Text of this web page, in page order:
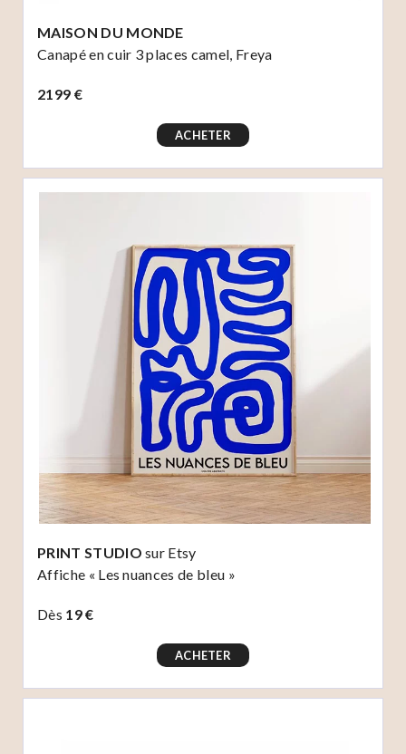
MAISON DU MONDE
Canapé en cuir 3 places camel, Freya
2199 €
ACHETER
PRINT STUDIO sur Etsy
Affiche « Les nuances de bleu »
Dès 19 €
ACHETER